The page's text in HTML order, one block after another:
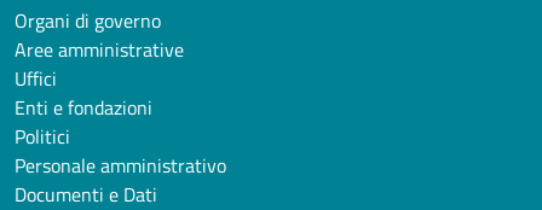
Organi di governo
Aree amministrative
Uffici
Enti e fondazioni
Politici
Personale amministrativo
Documenti e Dati